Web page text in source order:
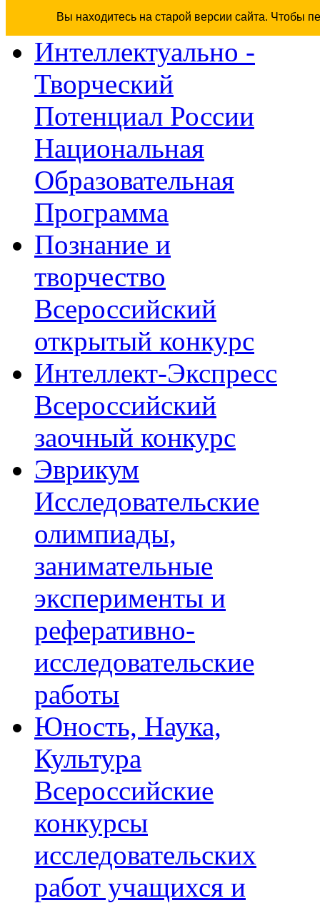
Вы находитесь на старой версии сайта. Чтобы
Интеллектуально -
Творческий
Потенциал России
Национальная
Образовательная
Программа
Познание и
творчество
Всероссийский
открытый конкурс
Интеллект-Экспресс
Всероссийский
заочный конкурс
Эврикум
Исследовательские
олимпиады,
занимательные
эксперименты и
реферативно-
исследовательские
работы
Юность, Наука,
Культура
Всероссийские
конкурсы
исследовательских
работ учащихся и